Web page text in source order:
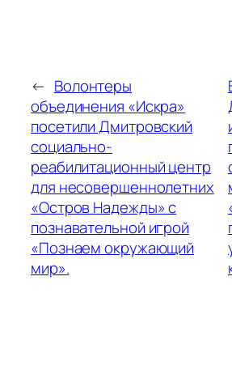
← Волонтеры
объединения «Искра»
посетили Дмитровский
социально-
реабилитационный центр
для несовершеннолетних
«Остров Надежды» с
познавательной игрой
«Познаем окружающий
мир».